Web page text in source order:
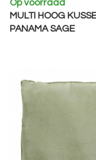
Op voorraad
MULTI HOOG
PANAMA SAGE